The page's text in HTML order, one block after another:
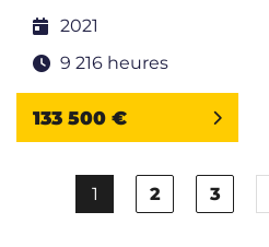
2021
9 216 heures
133 500 €
1 2 3